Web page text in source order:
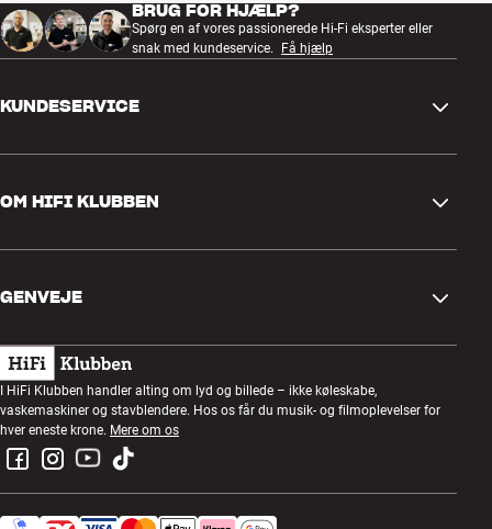
BRUG FOR HJÆLP?
Spørg en af vores passionerede Hi-Fi eksperter eller
snak med kundeservice.
Få hjælp
KUNDESERVICE
Retur og reklamation
Fortryd ordre
Handelsbetingelser
Privatlivspolitik
OM HIFI KLUBBEN
Kundeklub
Lytteaften
Konkurrencer
Job i HiFi Klubben
GENVEJE
Gavekort
Byg med lyd
Montering og installation
I HiFi Klubben handler alting om lyd og billede – ikke køleskabe,
vaskemaskiner og stavblendere. Hos os får du musik- og filmoplevelser for
hver eneste krone. Mere om os